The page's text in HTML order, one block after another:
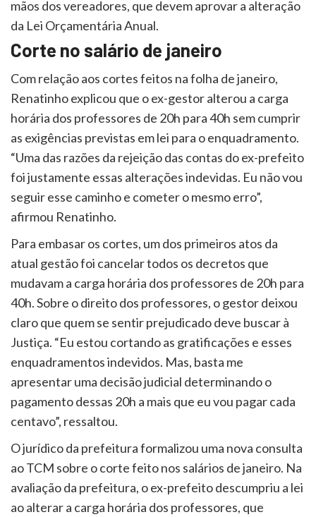
mãos dos vereadores, que devem aprovar a alteração
da Lei Orçamentária Anual.
Corte no salário de janeiro
Com relação aos cortes feitos na folha de janeiro,
Renatinho explicou que o ex-gestor alterou a carga
horária dos professores de 20h para 40h sem cumprir
as exigências previstas em lei para o enquadramento.
“Uma das razões da rejeição das contas do ex-prefeito
foi justamente essas alterações indevidas. Eu não vou
seguir esse caminho e cometer o mesmo erro”,
afirmou Renatinho.
Para embasar os cortes, um dos primeiros atos da
atual gestão foi cancelar todos os decretos que
mudavam a carga horária dos professores de 20h para
40h. Sobre o direito dos professores, o gestor deixou
claro que quem se sentir prejudicado deve buscar à
Justiça. “Eu estou cortando as gratificações e esses
enquadramentos indevidos. Mas, basta me
apresentar uma decisão judicial determinando o
pagamento dessas 20h a mais que eu vou pagar cada
centavo”, ressaltou.
O jurídico da prefeitura formalizou uma nova consulta
ao TCM sobre o corte feito nos salários de janeiro. Na
avaliação da prefeitura, o ex-prefeito descumpriu a lei
ao alterar a carga horária dos professores, que